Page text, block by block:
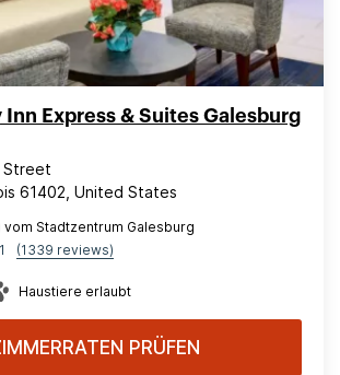
Inn Express & Suites Galesburg
Street
61402, United States
vom Stadtzentrum Galesburg
(1339 reviews)
Haustiere erlaubt
PRÜFEN